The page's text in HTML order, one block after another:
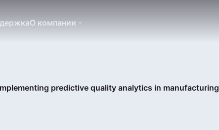
О компании
predictive quality analytics in manufacturing